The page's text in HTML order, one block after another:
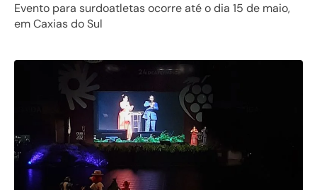
Evento para surdoatletas ocorre até o dia 15 de maio,
em Caxias do Sul